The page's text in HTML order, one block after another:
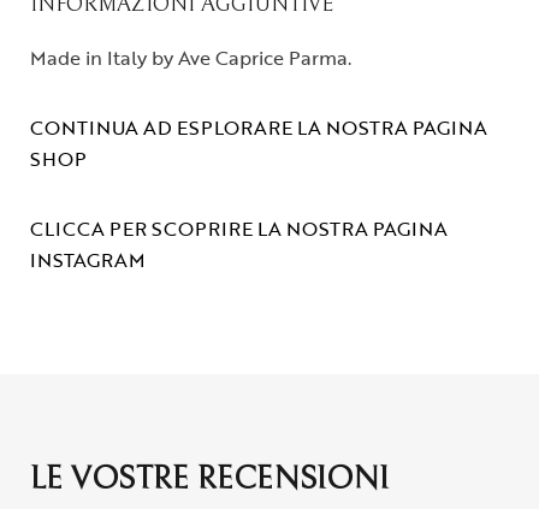
Made in Italy by Ave Caprice Parma.
CONTINUA AD ESPLORARE LA NOSTRA PAGINA
SHOP
CLICCA PER SCOPRIRE LA NOSTRA PAGINA
INSTAGRAM
LE VOSTRE RECENSIONI